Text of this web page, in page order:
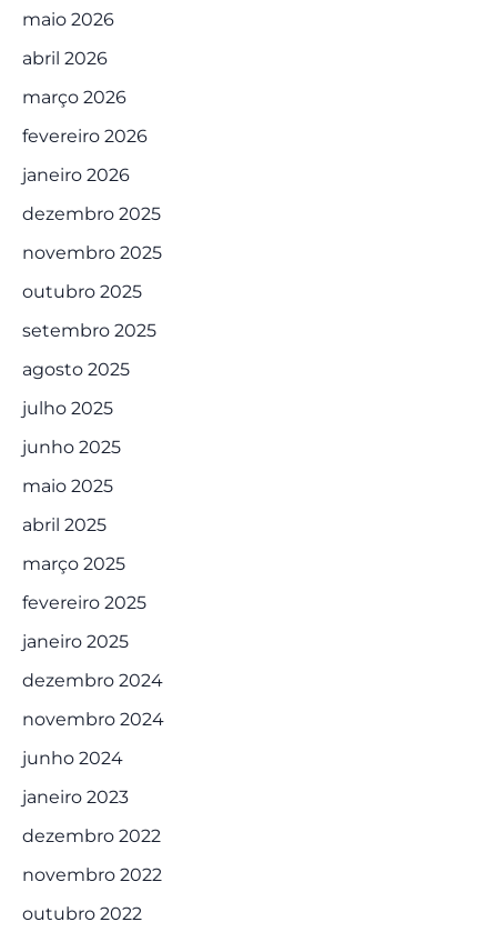
maio 2026
abril 2026
março 2026
fevereiro 2026
janeiro 2026
dezembro 2025
novembro 2025
outubro 2025
setembro 2025
agosto 2025
julho 2025
junho 2025
maio 2025
abril 2025
março 2025
fevereiro 2025
janeiro 2025
dezembro 2024
novembro 2024
junho 2024
janeiro 2023
dezembro 2022
novembro 2022
outubro 2022